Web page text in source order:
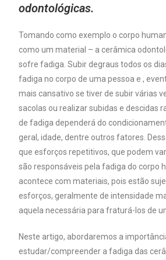
odontológicas.
Tomando como exemplo o corpo
como um material – a cerâmica
sofre fadiga. Subir degraus todos os
fadiga no corpo de uma pessoa e ,
mais cansativo se tiver de subir várias
sacolas ou realizar subidas e descidas
de fadiga dependerá do
geral, idade, dentre outros fatores.
que esforços repetitivos, que podem
são responsáveis pela fadiga do corpo
acontece com materiais, pois estão
esforços, geralmente de intensidade
aquela necessária para fraturá-los de
Neste artigo, abordaremos a
estudar/compreender a fadiga das